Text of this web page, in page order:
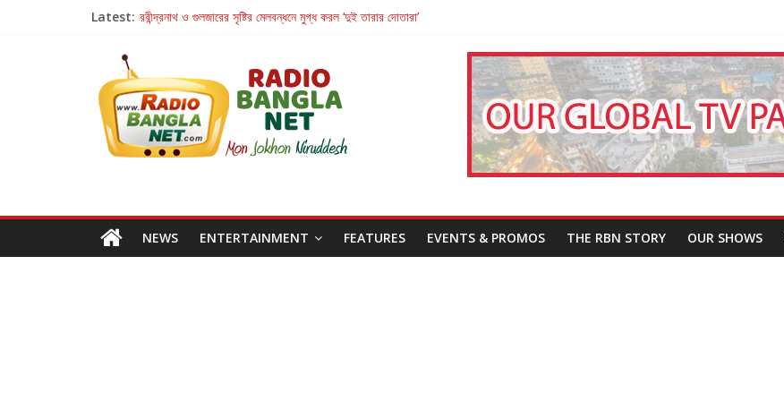
Latest: রবীন্দ্রনাথ ও গুলজারের সৃষ্টির মেলবন্ধনে মুগ্ধ করল ‘দুই তারার দোতারা’
Retribution: A Thought-Provoking Short Film That Challenges Our Understanding of Justice
হাওয়া বদলের টলিউডে ‘তুমি এলে তাই’
NEWS ENTERTAINMENT FEATURES EVENTS & PROMOS THE RBN STORY OUR SHOWS